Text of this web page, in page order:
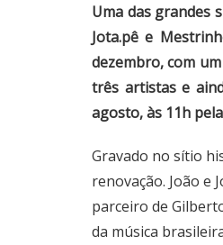
Uma das grandes
Jota.pê e
dezembro, com
três artistas e
agosto, às 11h
Gravado no sítio
renovação. João e
parceiro de
da música